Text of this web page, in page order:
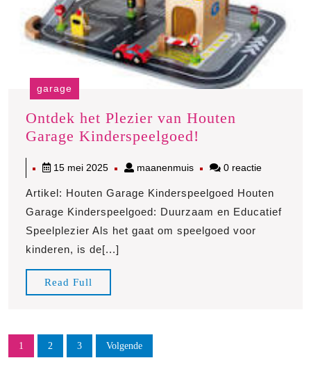
garage
Ontdek het Plezier van Houten
Garage Kinderspeelgoed!
Plezier
van
Houten
Garage
15 mei 202515
2025
maanenmuismaanenmuis
0 reactie
Artikel: Houten Garage Kinderspeelgoed Houten
Garage Kinderspeelgoed: Duurzaam en Educatief
Speelplezier Als het gaat om speelgoed voor
kinderen, is de[...]
Read Full
Full
Berichten
paginering
1 2 3 Volgende